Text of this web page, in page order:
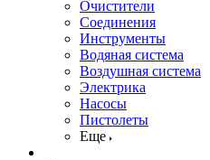
Очистители
Соединения
Инструменты
Водяная система
Воздушная система
Электрика
Насосы
Пистолеты
Еще